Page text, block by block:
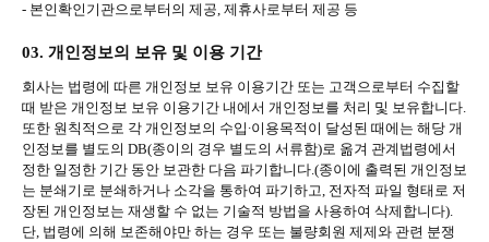
- 본인확인기관으로부터의 제공, 제휴사로부터 제공 등
03. 개인정보의 보유 및 이용 기간
회사는 법령에 따른 개인정보 보유 이용기간 또는 고객으로부터 수집할
때 받은 개인정보 보유 이용기간 내에서 개인정보를 처리 및 보유합니다
또한 원칙적으로 각 개인정보의 수입 ∙이용목적이 달성된 때에는 해당 개
인정보를 별도의 DB(종이의 경우 별도의 서류함)로 옮겨 관계법령에서
정한 일정한 기간 동안 보관한 다음 파기합니다 .(종이에 출력된 개인정보
는 분쇄기로 분쇄하거나 소각을 통하여 파기하고 전자적 파일 형태로 저
장된 개인정보는 재생할 수 없는 기술적 방법을 사용하여 삭제합니다).
단 법령에 의해 보존해야만 하는 경우 또는 불량회원 제제와 관련 분쟁